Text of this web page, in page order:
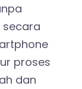
secara
proses
dan